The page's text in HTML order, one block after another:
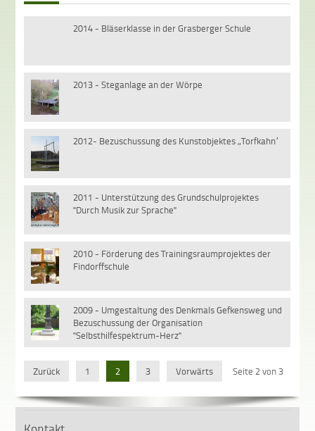
2014 - Bläserklasse in der Grasberger Schule
2013 - Steganlage an der Wörpe
2012- Bezuschussung des Kunstobjektes „Torfkahn“
2011 - Unterstützung des Grundschulprojektes
"Durch Musik zur Sprache"
2010 - Förderung des Trainingsraumprojektes der
Findorffschule
2009 - Umgestaltung des Denkmals Gefkensweg und
Bezuschussung der Organisation
"Selbsthilfespektrum-Herz"
Seite 2 von 3
Zurück 1 2 3 Vorwärts